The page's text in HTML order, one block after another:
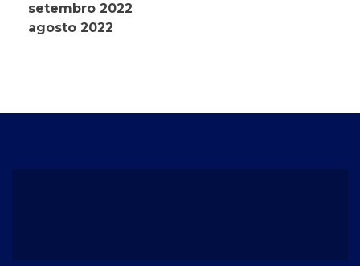
setembro 2022
agosto 2022